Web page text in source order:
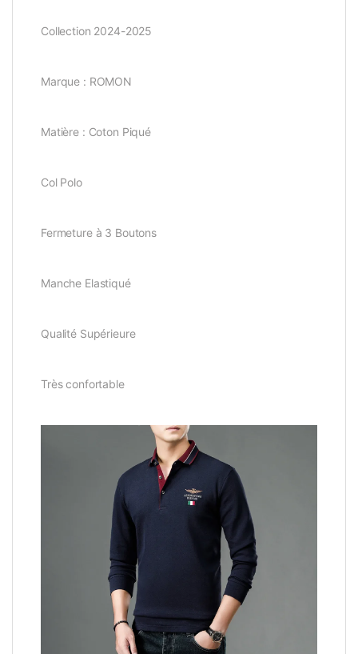
Collection 2024-2025
Marque : ROMON
Matière : Coton Piqué
Col Polo
Fermeture à 3 Boutons
Manche Elastiqué
Qualité Supérieure
Très confortable